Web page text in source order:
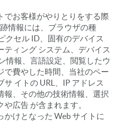
でお客様がやりとりをする際
情報には、ブラウザの種
クセル ID、固有のデバイス
ティング システム、デバイス
情報、言語設定、閲覧したウ
で費やした時間、当社のペー
サ イトの URL、IP アドレス
報、その他の技術情報、選択
広告 が含まれます。
かけとなった Web サイトに